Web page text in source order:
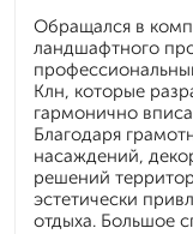
Обращался в
ландшафтного
Клн, которые
гармонично
Благодаря
насаждений,
решений
эстетически
отдыха. Большое